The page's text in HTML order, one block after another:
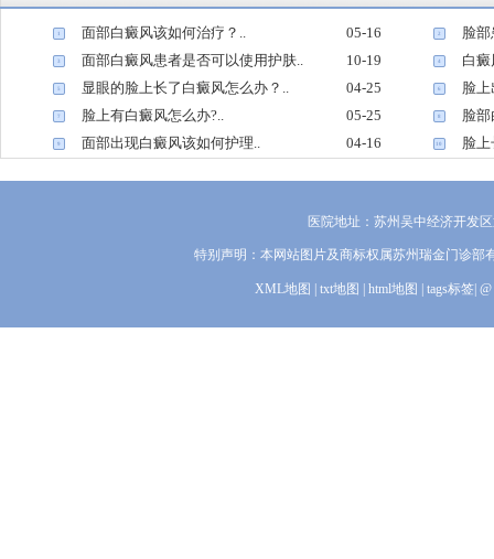
1 面部白癜风该如何治疗？.. 05-16 2 脸
3 面部白癜风患者是否可以使用护肤.. 10-19 4 白
5 显眼的脸上长了白癜风怎么办？.. 04-25 6 脸
脸上有白癜风怎么办?.. 05-25 8 脸
9 面部出现白癜风该如何护理.. 04-16 10 脸
医院地址：苏州吴中经济开发
特别声明：本网站图片及商标权属苏州瑞金门诊
XML地图 txt地图 html地图 tags标签 |